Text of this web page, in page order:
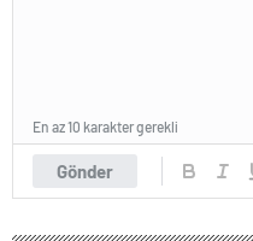
Gönder
En az 10 karakter gerekli